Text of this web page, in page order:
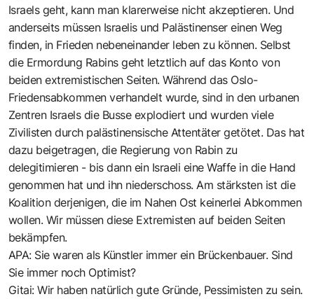
Israels geht, kann man klarerweise nicht akzeptieren. Und
anderseits müssen Israelis und Palästinenser einen Weg
finden, in Frieden nebeneinander leben zu können. Selbst
die Ermordung Rabins geht letztlich auf das Konto von
beiden extremistischen Seiten. Während das Oslo-
Friedensabkommen verhandelt wurde, sind in den urbanen
Zentren Israels die Busse explodiert und wurden viele
Zivilisten durch palästinensische Attentäter getötet. Das hat
dazu beigetragen, die Regierung von Rabin zu
delegitimieren - bis dann ein Israeli eine Waffe in die Hand
genommen hat und ihn niederschoss. Am stärksten ist die
Koalition derjenigen, die im Nahen Ost keinerlei Abkommen
wollen. Wir müssen diese Extremisten auf beiden Seiten
bekämpfen.
APA: Sie waren als Künstler immer ein Brückenbauer. Sind
Sie immer noch Optimist?
Gitai: Wir haben natürlich gute Gründe, Pessimisten zu sein.